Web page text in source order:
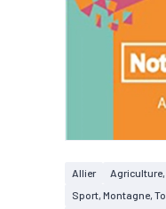
Allier
Sport, Montagne,